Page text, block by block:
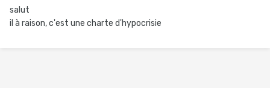
salut
il à raison, c'est une charte d'hypocrisie